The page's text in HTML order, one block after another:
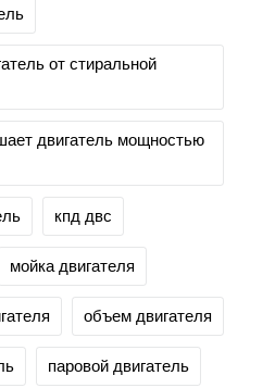
от стиральной
двигатель мощностью
кпд двс
мойка двигателя
объем двигателя
паровой двигатель